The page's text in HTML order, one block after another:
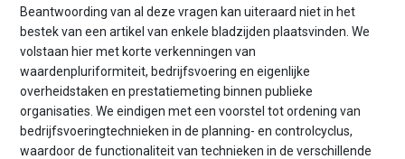
Beantwoording van al deze vragen kan uiteraard niet in het
bestek van een artikel van enkele bladzijden plaatsvinden. We
volstaan hier met korte verkenningen van
waardenpluriformiteit, bedrijfsvoering en eigenlijke
overheidstaken en prestatiemeting binnen publieke
organisaties. We eindigen met een voorstel tot ordening van
bedrijfsvoeringtechnieken in de planning- en controlcyclus,
waardoor de functionaliteit van technieken in de verschillende